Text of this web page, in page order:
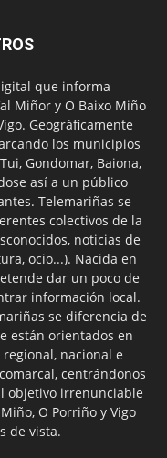
que informa
Miñor y O Baixo Miño
Geográficamente
los municipios
Gondomar, Baiona,
así a un público
Telemariñas se
colectivos de la
noticias de
ocio...). Nacida en
dar un poco de
información local.
se diferencia de
están orientados en
nacional e
centrándonos
objetivo irrenunciable
O Porriño y Vigo
de vista.